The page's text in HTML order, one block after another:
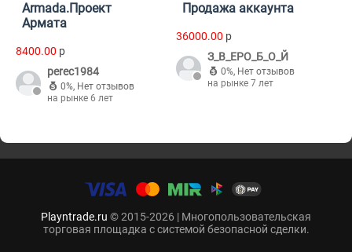
Armada.Проект
Армата
8400.00 p
perec1984
0%, Нет отзывов
на рынке 6 лет
Продажа аккаунта
36000.00 p
З_В_ЕРО_Б_О_Й
0%, Нет отзывов
на рынке 7 лет
Playntrade.ru © 2015-2026 | Многопользовательская
торговая площадка с системой безопасной сделки.